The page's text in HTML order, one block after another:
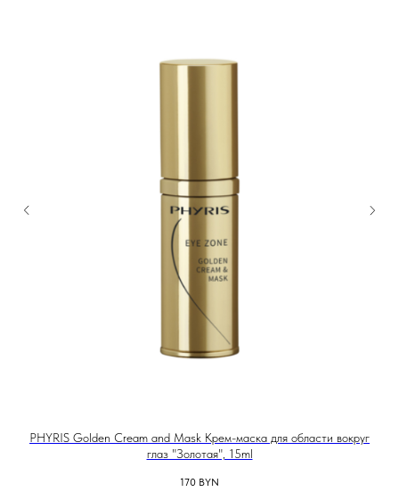
PHYRIS Golden Cream and Mask Крем-маска для области вокруг
глаз "Золотая", 15ml
170 BYN